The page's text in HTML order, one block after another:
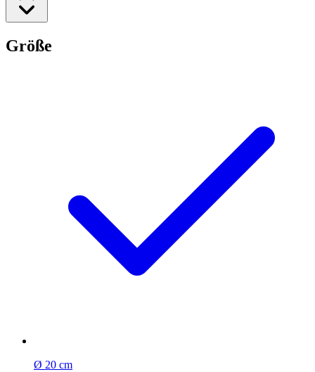
Größe
Ø 20 cm